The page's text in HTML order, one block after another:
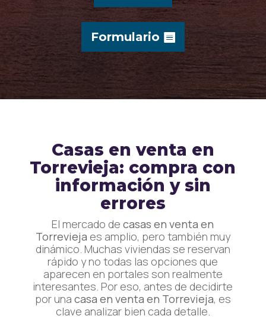
Formulario
Casas en venta en
Torrevieja: compra con
información y sin
errores
El mercado decasas en venta en
Torrevieja es amplio, pero también muy
dinámico. Muchas viviendas se reservan
rápido y no todas las opciones que
aparecen en portales son realmente
interesantes. Por eso, antes de decidirte
por una casa en venta en Torrevieja, es
clave analizar bien cada detalle.